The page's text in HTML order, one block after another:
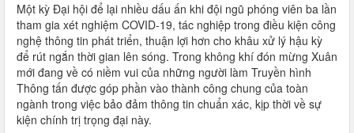
Một kỳ Đại hội để lại nhiều dấu ấn khi đội ngũ phóng viên ba lần
tham gia xét nghiệm COVID-19, tác nghiệp trong điều kiện công
nghệ thông tin phát triển, thuận lợi hơn cho khâu xử lý hậu kỳ
để rút ngắn thời gian lên sóng. Trong không khí đón mừng Xuân
mới đang về có niềm vui của những người làm Truyền hình
Thông tấn được góp phần vào thành công chung của toàn
ngành trong việc bảo đảm thông tin chuẩn xác, kịp thời về sự
kiện chính trị trọng đại này.